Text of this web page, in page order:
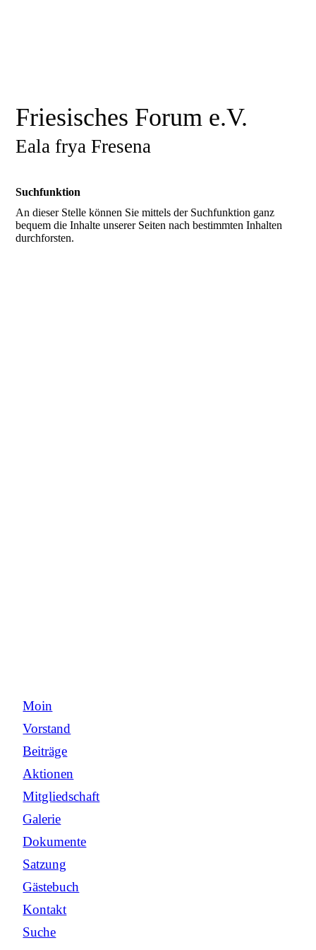
Friesisches Forum e.V.
Eala frya Fresena
Suchfunktion
An dieser Stelle können Sie mittels der Suchfunktion ganz
bequem die Inhalte unserer Seiten nach bestimmten Inhalten
durchforsten.
Moin
Vorstand
Beiträge
Aktionen
Mitgliedschaft
Galerie
Dokumente
Satzung
Gästebuch
Kontakt
Suche